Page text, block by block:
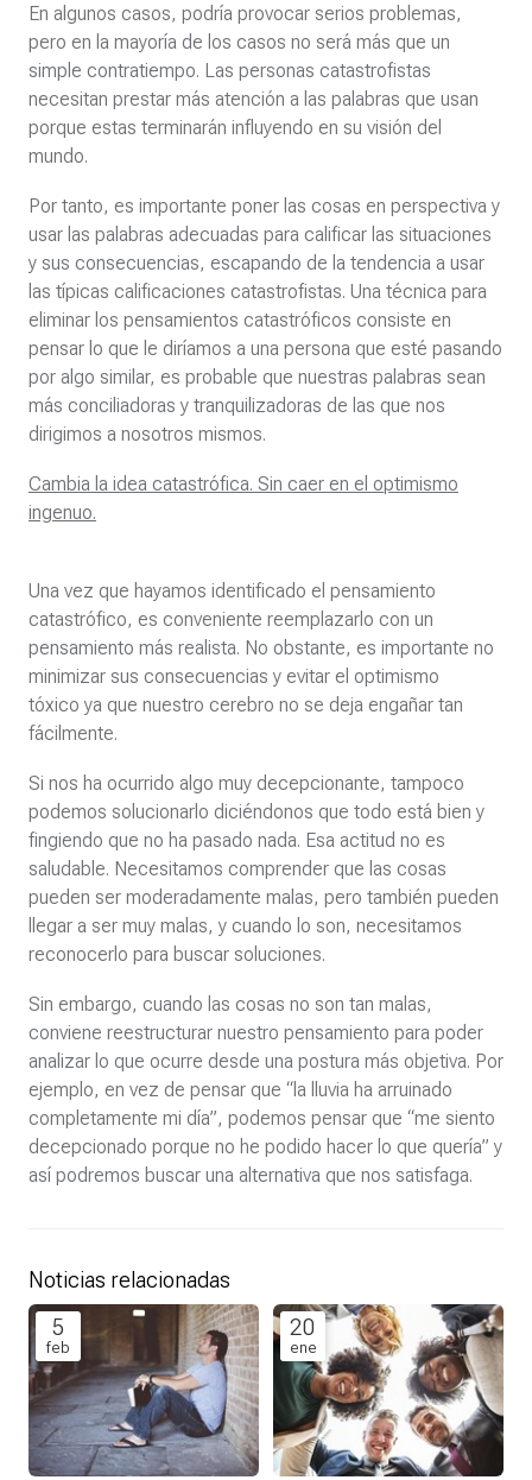
En algunos casos, podría provocar serios problemas,
pero en la mayoría de los casos no será más que un
simple contratiempo. Las personas catastrofistas
necesitan prestar más atención a las palabras que usan
porque estas terminarán influyendo en su visión del
mundo.
Por tanto, es importante poner las cosas en perspectiva y
usar las palabras adecuadas para calificar las situaciones
y sus consecuencias, escapando de la tendencia a usar
las típicas calificaciones catastrofistas. Una técnica para
eliminar los pensamientos catastróficos consiste en
pensar lo que le diríamos a una persona que esté pasando
por algo similar, es probable que nuestras palabras sean
más conciliadoras y tranquilizadoras de las que nos
dirigimos a nosotros mismos.
Cambia la idea catastrófica. Sin caer en el optimismo
ingenuo.
Una vez que hayamos identificado el pensamiento
catastrófico, es conveniente reemplazarlo con un
pensamiento más realista. No obstante, es importante no
minimizar sus consecuencias y evitar el optimismo
tóxico ya que nuestro cerebro no se deja engañar tan
fácilmente.
Si nos ha ocurrido algo muy decepcionante, tampoco
podemos solucionarlo diciéndonos que todo está bien y
fingiendo que no ha pasado nada. Esa actitud no es
saludable. Necesitamos comprender que las cosas
pueden ser moderadamente malas, pero también pueden
llegar a ser muy malas, y cuando lo son, necesitamos
reconocerlo para buscar soluciones.
Sin embargo, cuando las cosas no son tan malas,
conviene reestructurar nuestro pensamiento para poder
analizar lo que ocurre desde una postura más objetiva. Por
ejemplo, en vez de pensar que “la lluvia ha arruinado
completamente mi día”, podemos pensar que “me siento
decepcionado porque no he podido hacer lo que quería” y
así podremos buscar una alternativa que nos satisfaga.
Noticias relacionadas
5
feb
20
ene